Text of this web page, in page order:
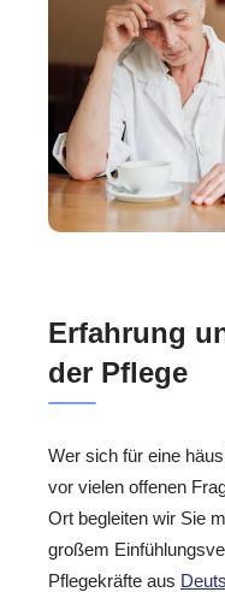
Erfahrung
der Pflege
Wer sich für eine
vor vielen offenen
Ort begleiten wir Sie
großem
Pflegekräfte aus